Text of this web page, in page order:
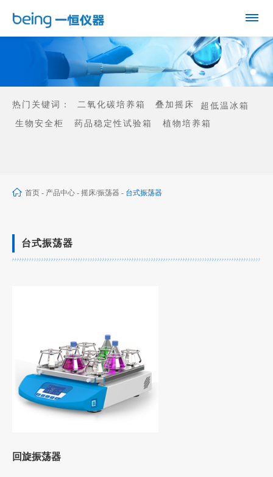
热门关键词： 二氧化碳培养箱 叠加摇床
超低温冰箱
生物安全柜
药品稳定性试验箱 植物培养箱
首页 - 产品中心 - 摇床/振荡器 - 台式振荡器
台式振荡器
回旋振荡器